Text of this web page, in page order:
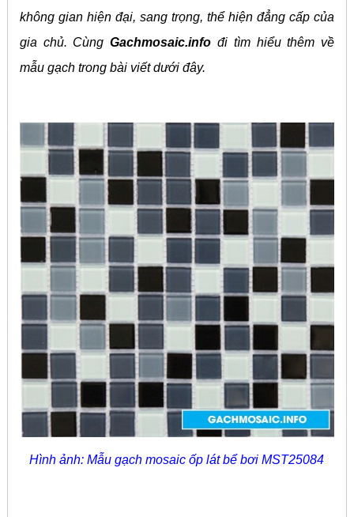
không gian hiện đại, sang trọng, thể hiện đẳng cấp của
gia chủ. CùngGachmosaic.info đi tìm hiểu thêm về
mẫu gạch trong bài viết dưới đây.
Hình ảnh: Mẫu gạch mosaic ốp lát bể bơi MST25084